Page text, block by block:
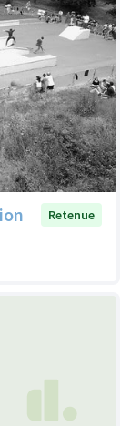
Retenue